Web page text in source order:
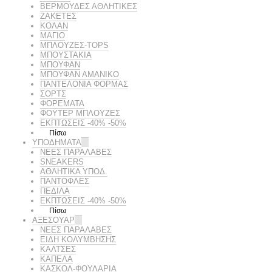
ΒΕΡΜΟΥΔΕΣ ΑΘΛΗΤΙΚΕΣ
ΖΑΚΕΤΕΣ
ΚΟΛΑΝ
ΜΑΓΙΟ
ΜΠΛΟΥΖΕΣ-TOPS
ΜΠΟΥΣΤΑΚΙΑ
ΜΠΟΥΦΑΝ
ΜΠΟΥΦΑΝ ΑΜΑΝΙΚΟ
ΠΑΝΤΕΛΟΝΙΑ ΦΟΡΜΑΣ
ΣΟΡΤΣ
ΦΟΡΕΜΑΤΑ
ΦΟΥΤΕΡ ΜΠΛΟΥΖΕΣ
ΕΚΠΤΏΣΕΙΣ -40% -50%
Πίσω
ΥΠΟΔΗΜΑΤΑ
ΝΕΕΣ ΠΑΡΑΛΑΒΕΣ
SNEAKERS
ΑΘΛΗΤΙΚΑ ΥΠΟΔ.
ΠΑΝΤΟΦΛΕΣ
ΠΕΔΙΛΑ
ΕΚΠΤΏΣΕΙΣ -40% -50%
Πίσω
ΑΞΕΣΟΥΑΡ
ΝΕΕΣ ΠΑΡΑΛΑΒΕΣ
ΕΙΔΗ ΚΟΛΥΜΒΗΣΗΣ
ΚΑΛΤΣΕΣ
ΚΑΠΕΛΑ
ΚΑΣΚΟΛ-ΦΟΥΛΑΡΙΑ